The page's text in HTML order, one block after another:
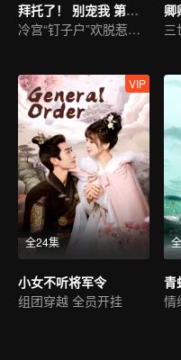
拜托了！ 别宠我 第三季
冷宫“钉子户”欢脱惹人爱
卿
三
全24集
VIP
小女不听将军令
组团穿越 全员开挂
青
情